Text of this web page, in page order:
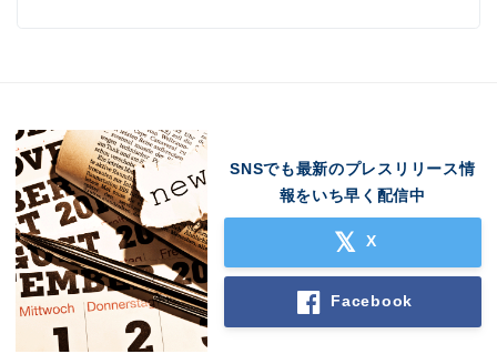
SNSでも最新のプレスリリース情
報をいち早く配信中
X
Facebook